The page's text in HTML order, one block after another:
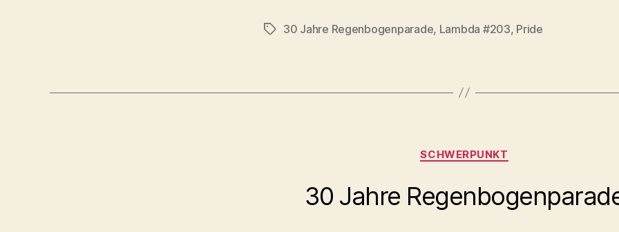
Schlagwörter
30 Jahre Regenbogenparade, Lambda #203, Pride
Kategorien
SCHWERPUNKT
30 Jahre